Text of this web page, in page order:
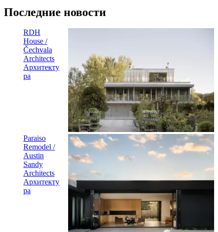
Последние новости
RDH
House /
Čechvala
Architects
Архитекту
ра
Paraiso
Remodel /
Austin
Sandy
Architects
Архитекту
ра